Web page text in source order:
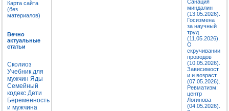
Карта сайта
(без
материалов)
Вечно
актуальные
статьи
Сколиоз
Учебник для
мужчин Яды
Семейный
кодекс Дети
Беременность
и мужчина
Санация
миндалин
(13.05.2026).
Госизмена
за научный
труд
(11.05.2026).
О
скручивании
проводов
(10.05.2026).
Зависимост
и и возраст
(07.05.2026).
Ревматизм:
центр
Логинова
(04.05.2026).